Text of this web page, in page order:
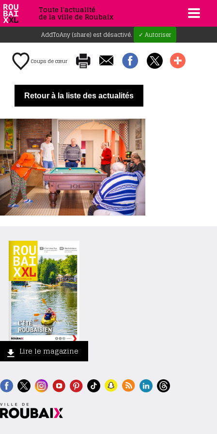
Toute l'actualité
de la ville de Roubaix
AddToAny (share) est désactivé. ✓ Autoriser
Coups de cœur
Retour à la liste des actualités
Lire le magazine